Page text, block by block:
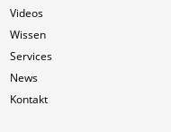
Referenzen
Videos
Referenzen
Videos
Referenzen
Videos
Management Team
Compliance
Videos
Wissen
Services
News
Kontakt